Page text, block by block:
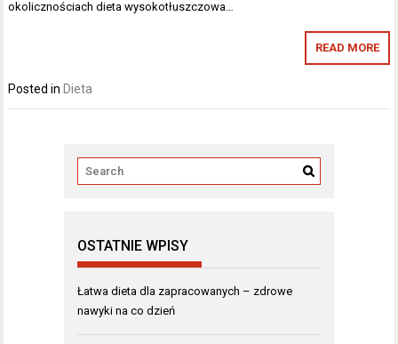
okolicznościach dieta wysokotłuszczowa…
READ MORE
Posted in Dieta
OSTATNIE WPISY
Łatwa dieta dla zapracowanych – zdrowe
nawyki na co dzień